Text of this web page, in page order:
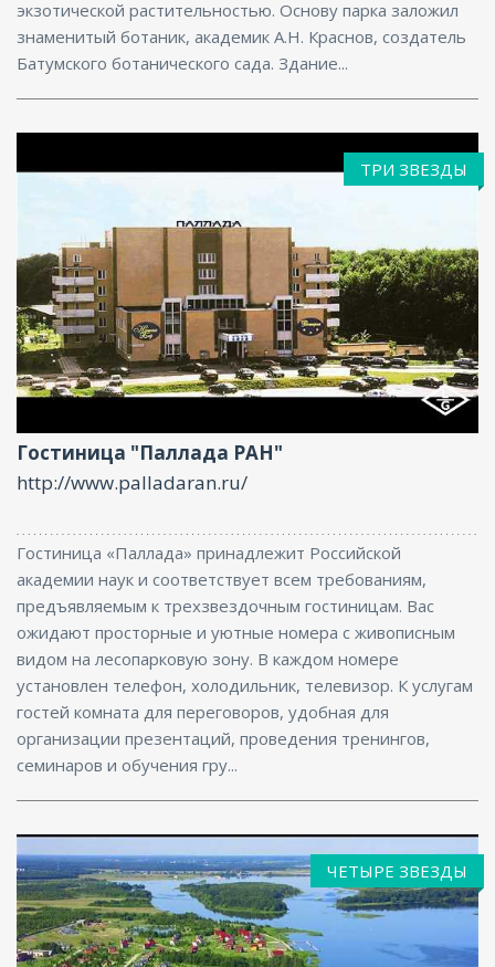
экзотической растительностью. Основу парка заложил
знаменитый ботаник, академик А.Н. Краснов, создатель
Батумского ботанического сада. Здание...
Ресторан, Парковка, Интернет, Конференц-зал
ТРИ ЗВЕЗДЫ
Гостиница "Паллада РАН"
http://www.palladaran.ru/
Гостиница «Паллада» принадлежит Российской
академии наук и соответствует всем требованиям,
предъявляемым к трехзвездочным гостиницам. Вас
ожидают просторные и уютные номера с живописным
видом на лесопарковую зону. В каждом номере
установлен телефон, холодильник, телевизор. К услугам
гостей комната для переговоров, удобная для
организации презентаций, проведения тренингов,
семинаров и обучения гру...
ЧЕТЫРЕ ЗВЕЗДЫ